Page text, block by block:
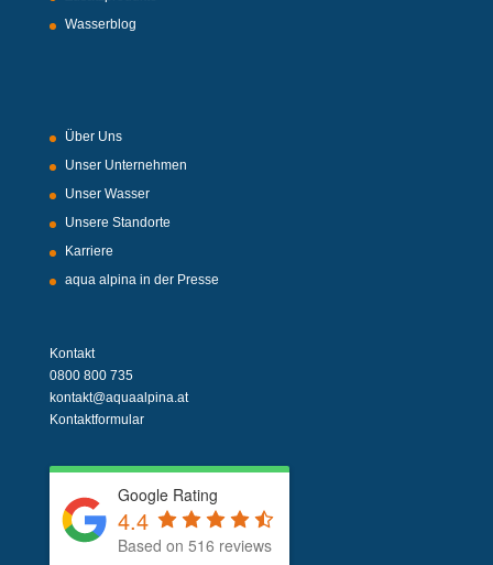
Wasserblog
Über Uns
Unser Unternehmen
Unser Wasser
Unsere Standorte
Karriere
aqua alpina in der Presse
Kontakt
0800 800 735
kontakt@aquaalpina.at
Kontaktformular
Google Rating
4.4
Based on 516 reviews